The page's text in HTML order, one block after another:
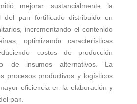
mejorar sustancialmente la
del pan fortificado distribuido en
incrementando el contenido
optimizando características
costos de producción
de insumos alternativos. La
procesos productivos y logísticos
eficiencia en la elaboración y
pan.